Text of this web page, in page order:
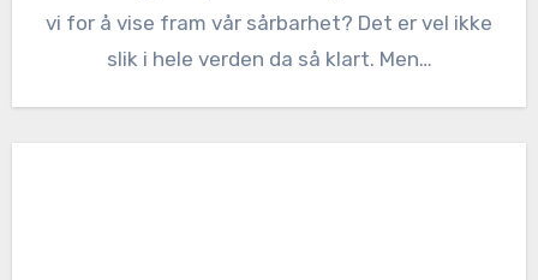
vi for å vise fram vår sårbarhet? Det er vel ikke
slik i hele verden da så klart. Men…